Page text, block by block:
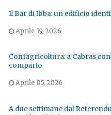
Il Bar di Ibba: un edificio
Aprile 19, 2026
Confagricoltura: a Cabras
comparto
Aprile 05, 2026
A due settimane dal